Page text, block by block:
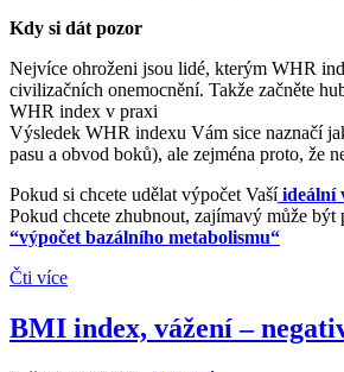
Kdy si dát pozor
Nejvíce ohroženi jsou lidé, kterým WHR
civilizačních onemocnění. Takže začněte
WHR index v praxi
Výsledek WHR indexu Vám sice naznačí
pasu a obvod boků), ale zejména proto, že
Pokud si chcete udělat výpočet Vaší ideální
Pokud chcete zhubnout, zajímavý může být
“výpočet bazálního metabolismu“
Čti více
BMI index, vážení –